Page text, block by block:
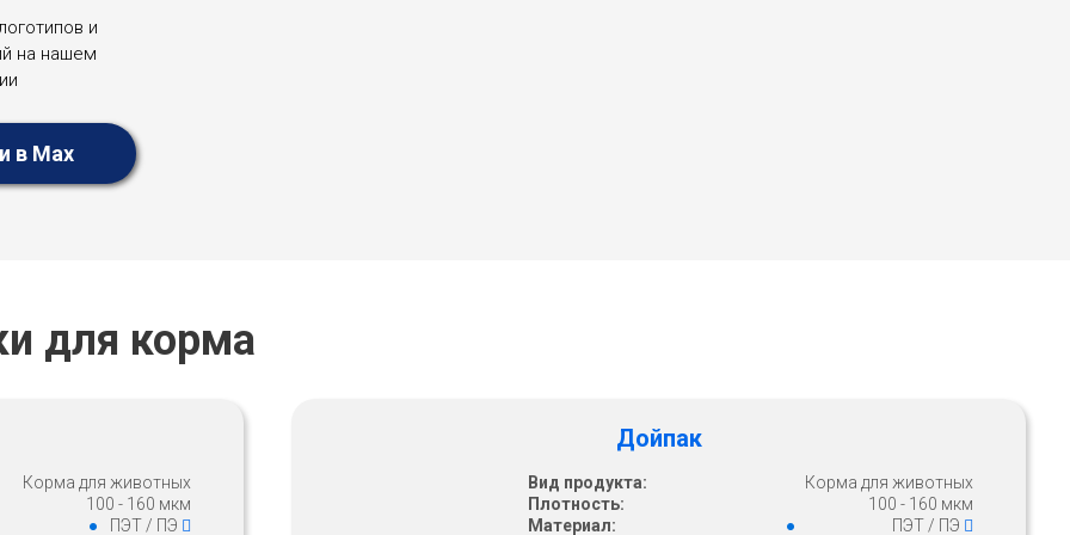
и
на нашем
в Max
для корма
Корма для животных
100 - 160 мкм
ПЭТ / ПЭ
Дойпак
Вид продукта:
Корма для животных
Плотность:
100 - 160 мкм
Материал:
ПЭТ / ПЭ